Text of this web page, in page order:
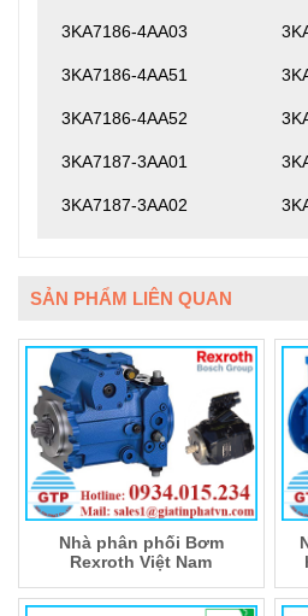
3KA7186-4AA03
3KA7186-4AA51
3KA7186-4AA52
3KA7187-3AA01
3KA7187-3AA02
SẢN PHẨM LIÊN QUAN
Nhà phân phối Bơm
Rexroth Việt Nam